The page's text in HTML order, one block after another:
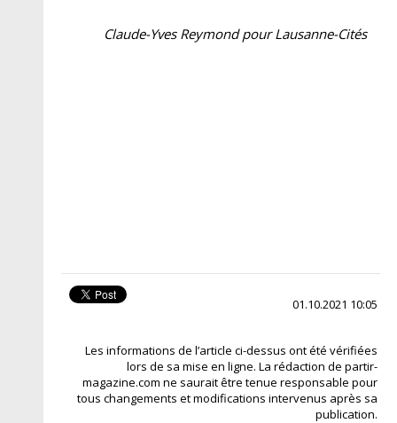
Claude-Yves Reymond pour Lausanne-Cités
01.10.2021 10:05
Les informations de l’article ci-dessus ont été vérifiées
lors de sa mise en ligne. La rédaction de partir-
magazine.com ne saurait être tenue responsable pour
tous changements et modifications intervenus après sa
publication.